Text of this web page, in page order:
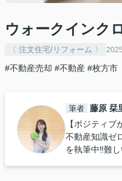
ウォークインク
〈 注文住宅/リフォーム 〉
#不動産売却 #不動産 #枚方市
筆者 藤原 栞
【ポジティブ
不動産知識ゼ
を執筆中‼︎難